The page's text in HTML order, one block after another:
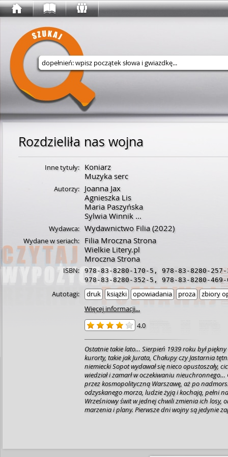
Wyszukaj w serwisie
Rozdzieliła nas wojna
Inne tytuły:
Koniarz
Muzyka serc
Autorzy:
Joanna Jax
Agnieszka Lis
Maria Paszyńska
Sylwia Winnik ...
Wydawca: Wydawnictwo Filia(2022)
Wydane w seriach:
Filia Mroczna Strona
Wielkie Litery.pl
Mroczna Strona
ISBN: 978-83-8280-170-5 , 978-83-8280-257-
978-83-8280-352-5 , 978-83-8280-469-
Autotagi: druk książki opowiadania proza
zbiory
Więcej informacji...
4.0
Ostatnie takie lato… Sierpień 1939 roku był piękny – nadmorskie
kurorty, takie jak Jurata, Chałupy czy Jastarnia
niemiecki Sopot wydawał się nieco opustoszały,
wiedział i zamarł w oczekiwaniu nieuchronnego… Od sielskich kresów
przez kosmopolityczną Warszawę, aż po
odzyskanego morza, ludzie żyją i kochają, pełni
Wrześniowy świt w jednej chwili zmienia ich losy,
marzenia i plany. Pierwsze dni wojny są jedynie